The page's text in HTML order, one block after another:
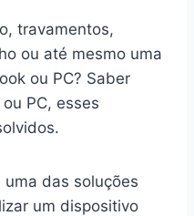
travamentos,
ou até mesmo uma
ou PC? Saber
PC, esses
das soluções
um dispositivo